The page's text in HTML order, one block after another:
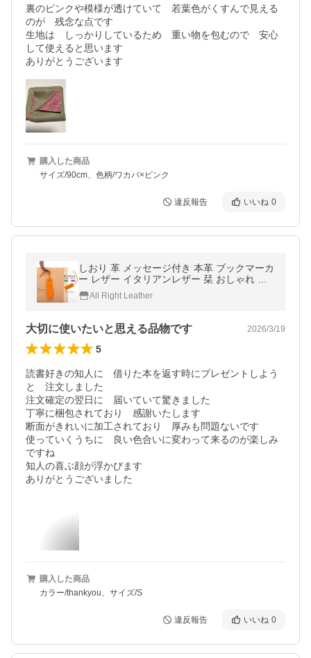
裏のピンクや模様が透けていて　若葉色がくすんで見える
のが　残念な点です
生地は　しっかりしているため　重い物を包むので　安心
して使えると思います
ありがとうございます
購入した商品
サイズ/90cm、色柄/ワカバ×ピンク
違反報告 いいね 0
しおり 革 メッセージ付き 本革 ブックマーカ
ー レザー イタリアンレザー 栞 おしゃれ か
わいい プレゼント 贈り物 ブランド All Right
Leather 送料無料 ギフト
All Right Leather
大切に使いたいと思える品物です 2026/3/19
5
読書好きの知人に　借りた本を返す時にプレゼントしよう
と　注文しました
注文確定の翌日に　届いていて驚きました
丁寧に梱包されており　感謝いたします
断面がきれいに加工されており　厚みも問題ないです
使っていくうちに　良い色合いに変わって来るのが楽しみ
ですね
知人の喜ぶ顔が浮かびます
ありがとうございました
購入した商品
カラー/thankyou、サイズ/S
違反報告 いいね 0